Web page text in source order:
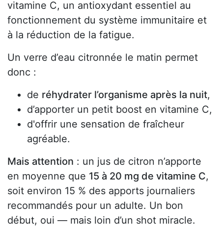
vitamine C, un antioxydant essentiel au
fonctionnement du système immunitaire et
à la réduction de la fatigue.
Un verre d’eau citronnée le matin permet
donc :
de réhydrater l’organisme après la nuit,
d’apporter un petit boost en vitamine C,
d'offrir une sensation de fraîcheur
agréable.
Mais attention : un jus de citron n’apporte
en moyenne que 15 à 20 mg de vitamine C,
soit environ 15 % des apports journaliers
recommandés pour un adulte. Un bon
début, oui — mais loin d’un shot miracle.